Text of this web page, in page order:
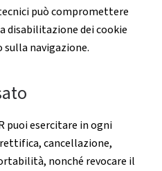
può compromettere
disabilitazione dei cookie
navigazione.
puoi esercitare in ogni
cancellazione,
nonché revocare il